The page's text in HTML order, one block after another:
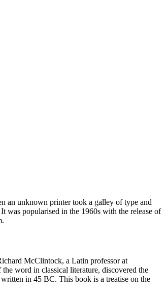
an unknown printer took a galley of type and
was popularised in the 1960s with the release of
McClintock, a Latin professor at
word in classical literature, discovered the
in 45 BC. This book is a treatise on the